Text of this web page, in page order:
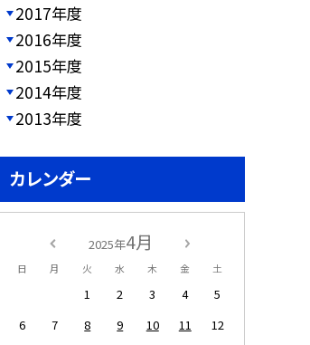
2017年度
2016年度
2015年度
2014年度
2013年度
カレンダー
2025年4月
日 月 火 水 木 金 土
1 2 3 4
5
6
7 8 9 10 11
12